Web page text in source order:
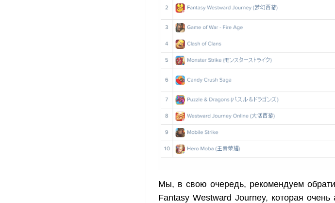
Мы, в свою очередь, рекомендуем
Fantasy Westward Journey, которая очень